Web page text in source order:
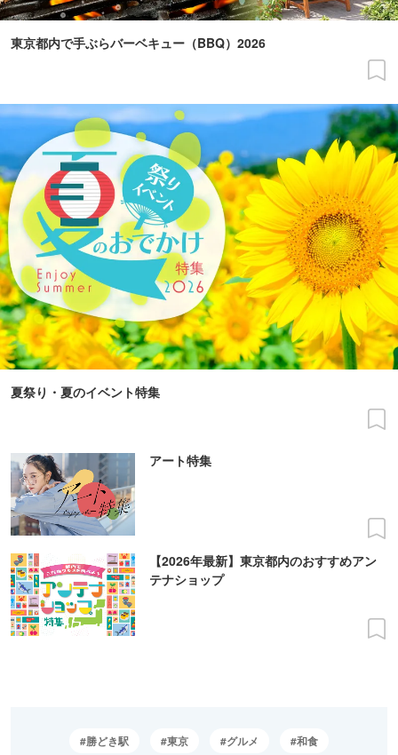
東京都内で手ぶらバーベキュー（BBQ）2026
夏祭り・夏のイベント特集
アート特集
【2026年最新】東京都内のおすすめアン
テナショップ
勝どき駅 東京 グルメ 和食